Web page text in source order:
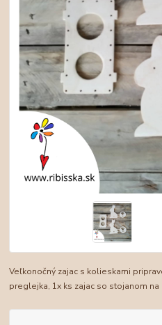
Veľkonočný zajac s kolieskami
preglejka, 1x ks zajac so stojanom na